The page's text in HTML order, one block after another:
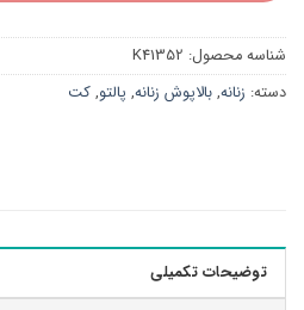
شناسه محصول: K41352
دسته: زنانه, بالاپوش زنانه, پالتو, کت
توضیحات تکمیلی